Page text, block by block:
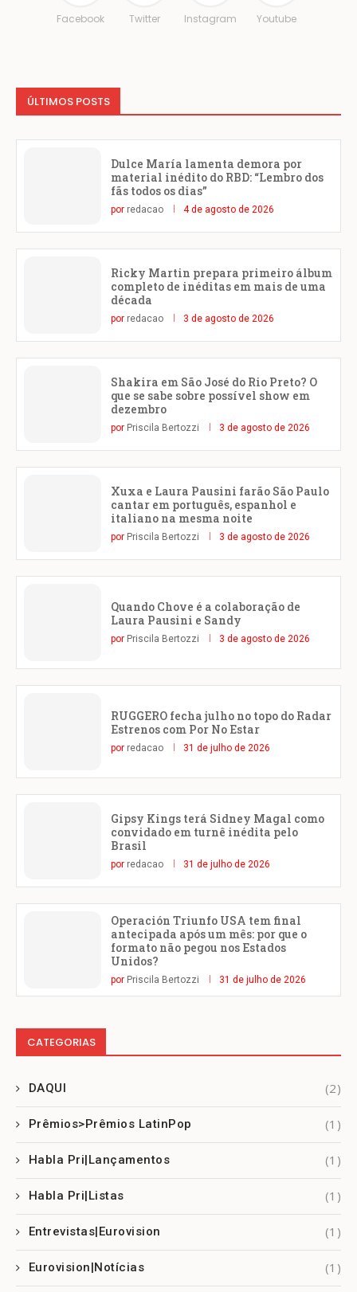
Facebook Twitter Instagram Youtube
ÚLTIMOS POSTS
Dulce María lamenta demora por
material inédito do RBD: “Lembro dos
fãs todos os dias”
por redacao 4 de agosto de 2026
Ricky Martin prepara primeiro álbum
completo de inéditas em mais de uma
década
por redacao 3 de agosto de 2026
Shakira em São José do Rio Preto? O
que se sabe sobre possível show em
dezembro
por Priscila Bertozzi 3 de agosto de 2026
Xuxa e Laura Pausini farão São Paulo
cantar em português, espanhol e
italiano na mesma noite
por Priscila Bertozzi 3 de agosto de 2026
Quando Chove é a colaboração de
Laura Pausini e Sandy
por Priscila Bertozzi 3 de agosto de 2026
RUGGERO fecha julho no topo do Radar
Estrenos com Por No Estar
por redacao 31 de julho de 2026
Gipsy Kings terá Sidney Magal como
convidado em turnê inédita pelo
Brasil
por redacao 31 de julho de 2026
Operación Triunfo USA tem final
antecipada após um mês: por que o
formato não pegou nos Estados
Unidos?
por Priscila Bertozzi 31 de julho de 2026
CATEGORIAS
DAQUI (2)
Prêmios>Prêmios LatinPop (1)
Habla Pri|Lançamentos (1)
Habla Pri|Listas (1)
Entrevistas|Eurovision (1)
Eurovision|Notícias (1)